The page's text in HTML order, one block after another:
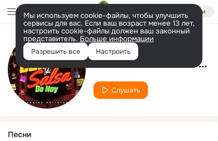
Войти
Мы используем cookie-файлы, чтобы улучшить
сервисы для вас. Если ваш возраст менее 13 лет,
настроить cookie-файлы должен ваш законный
представитель. Больше информации
Разрешить все Настроить
Исполнитель
KAYAMBO DE ODY GUTIERREZ
Слушать
Песни